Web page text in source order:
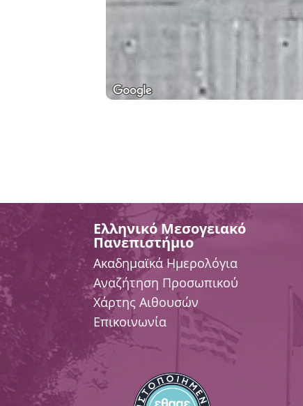
Ελληνικό Μεσογειακό
Πανεπιστήμιο
Ακαδημαϊκά Ημερολόγια
Αναζήτηση Προσωπικού
Χάρτης Αιθουσών
Επικοινωνία